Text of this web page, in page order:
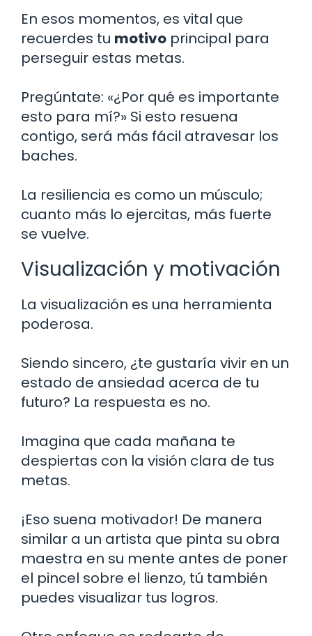
En esos momentos, es vital que
recuerdes tu motivo principal para
perseguir estas metas.
Pregúntate: «¿Por qué es importante
esto para mí?» Si esto resuena
contigo, será más fácil atravesar los
baches.
La resiliencia es como un músculo;
cuanto más lo ejercitas, más fuerte
se vuelve.
Visualización y motivación
La visualización es una herramienta
poderosa.
Siendo sincero, ¿te gustaría vivir en un
estado de ansiedad acerca de tu
futuro? La respuesta es no.
Imagina que cada mañana te
despiertas con la visión clara de tus
metas.
¡Eso suena motivador! De manera
similar a un artista que pinta su obra
maestra en su mente antes de poner
el pincel sobre el lienzo, tú también
puedes visualizar tus logros.